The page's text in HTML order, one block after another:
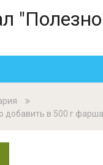
"Полезно
добавить в 500 г